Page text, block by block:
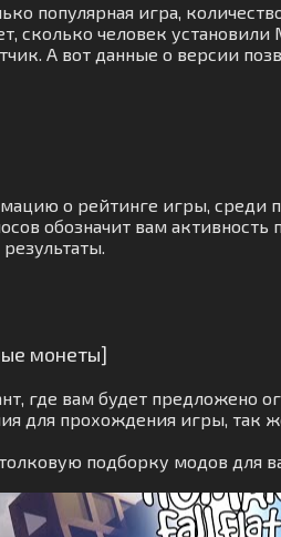
популярная игра,
сколько человек
А вот данные о версии
о рейтинге игры, среди
обозначит вам
монеты]
где вам будет
для прохождения игры, так
подборку модов для